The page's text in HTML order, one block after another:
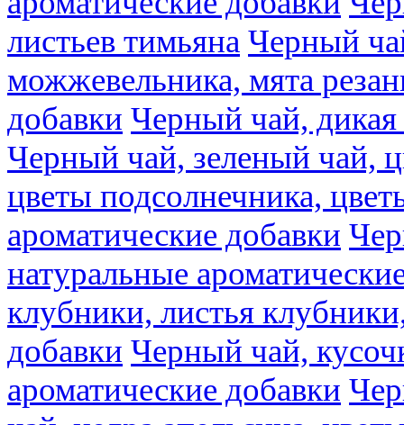
листьев тимьяна Черный
можжевельника, мята
добавки Черный чай,
Черный чай, зеленый чай,
цветы подсолнечника,
ароматические добавки
натуральные
клубники, листья
добавки Черный чай,
ароматические добавки